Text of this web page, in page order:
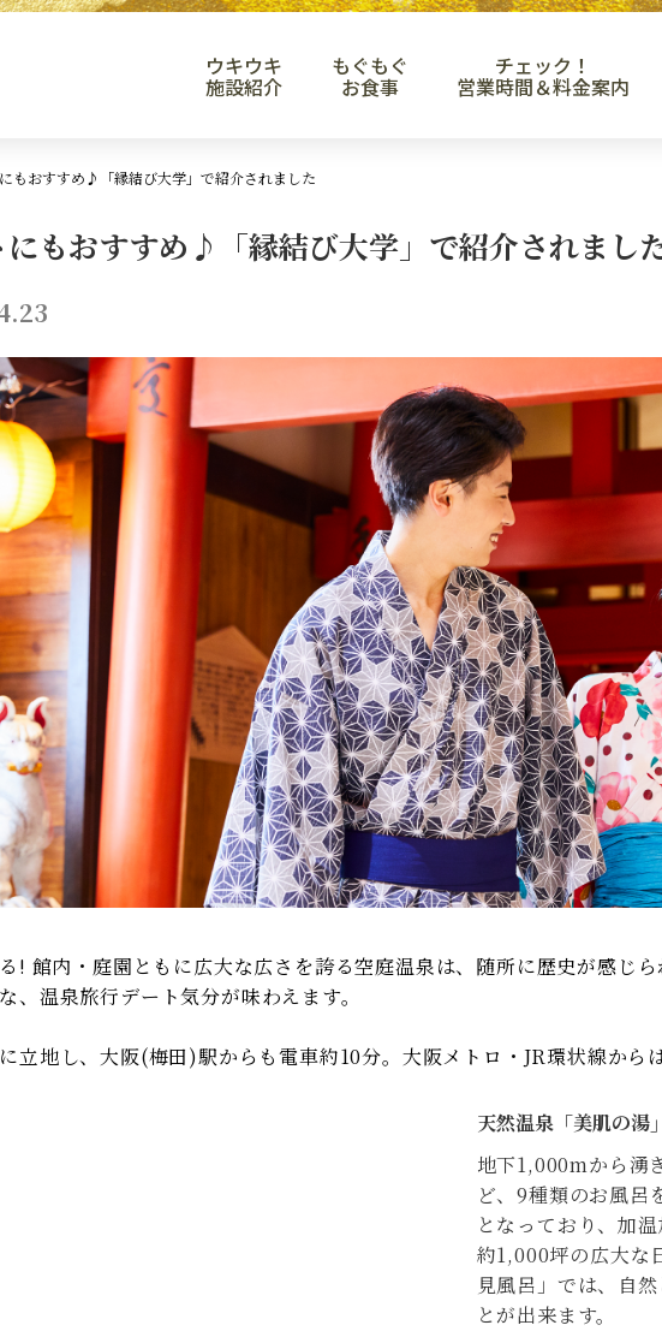
ウキウキ
施設紹介
もぐもぐ
お食事
チェック！
営業時間＆料金案内
もおすすめ♪「縁結び大学」で紹介されました
にもおすすめ♪「縁結び大学」で紹介されまし
! 館内・庭園ともに広大な広さを誇る空庭温泉は、随所に歴史が感じ
、温泉旅行デート気分が味わえます。
立地し、大阪(梅田)駅からも電車約10分。大阪メトロ・JR環状線から
天然温泉「美肌の湯
地下1,000mから湧
ど、9種類のお風呂
となっており、加
約1,000坪の広大な
見風呂」では、自
とが出来ます。